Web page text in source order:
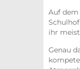
Auf dem
ihr
Genau